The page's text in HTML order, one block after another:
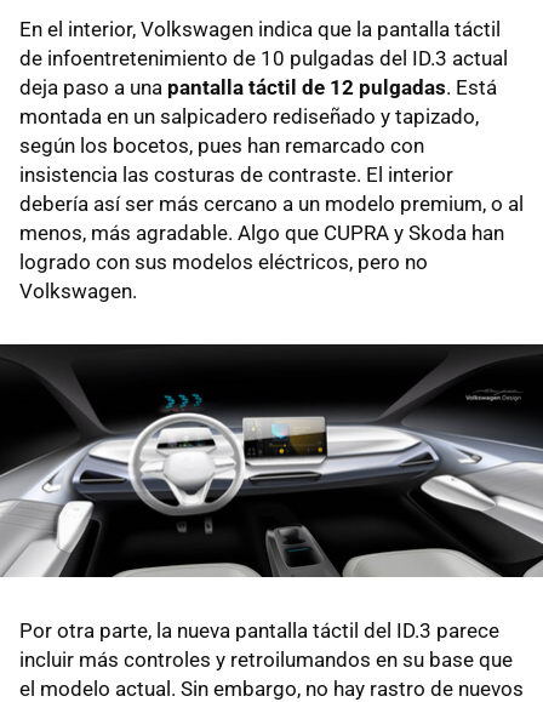
En el interior, Volkswagen indica que la pantalla táctil
de infoentretenimiento de 10 pulgadas del ID.3 actual
deja paso a una pantalla táctil de 12 pulgadas. Está
montada en un salpicadero rediseñado y tapizado,
según los bocetos, pues han remarcado con
insistencia las costuras de contraste. El interior
debería así ser más cercano a un modelo premium, o al
menos, más agradable. Algo que CUPRA y Skoda han
logrado con sus modelos eléctricos, pero no
Volkswagen.
Por otra parte, la nueva pantalla táctil del ID.3 parece
incluir más controles y retroilumandos en su base que
el modelo actual. Sin embargo, no hay rastro de nuevos